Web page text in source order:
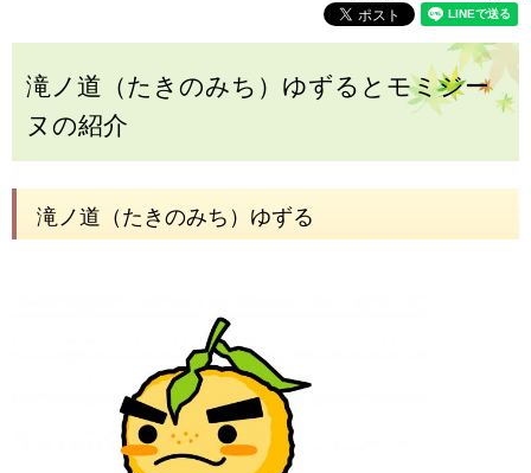
滝ノ道（たきのみち）ゆずるとモミジー
ヌの紹介
滝ノ道（たきのみち）ゆずる